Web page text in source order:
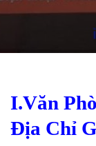
I.Văn
Địa Chỉ